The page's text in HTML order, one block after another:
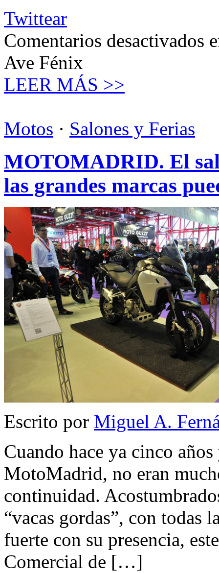
Twittear
Comentarios desactivados
Ave Fénix
LEER MÁS >>
Motos · Salones y Ferias
MOTOMADRID. El
las grandes marcas
Escrito por Miguel A.
Cuando hace ya cinco
MotoMadrid, no eran
continuidad.
“vacas gordas”, con todas
fuerte con su presencia,
Comercial de […]